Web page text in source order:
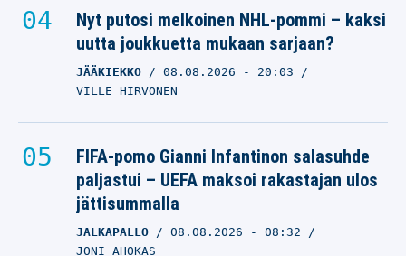
Nyt putosi melkoinen NHL-pommi – kaksi
uutta joukkuetta mukaan sarjaan?
JÄÄKIEKKO 08.08.2026 - 20:03
VILLE HIRVONEN
FIFA-pomo Gianni Infantinon salasuhde
paljastui – UEFA maksoi rakastajan ulos
jättisummalla
JALKAPALLO 08.08.2026 - 08:32
JONI AHOKAS